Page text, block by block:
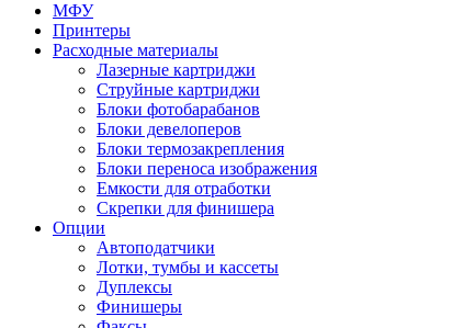
МФУ
Принтеры
Расходные материалы
Лазерные картриджи
Струйные картриджи
Блоки фотобарабанов
Блоки девелоперов
Блоки термозакрепления
Блоки переноса изображения
Емкости для отработки
Скрепки для финишера
Опции
Автоподатчики
Лотки, тумбы и кассеты
Дуплексы
Финишеры